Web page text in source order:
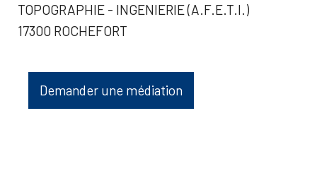
TOPOGRAPHIE - INGENIERIE (A.F.E.T.I.)
17300 ROCHEFORT
Demander une médiation